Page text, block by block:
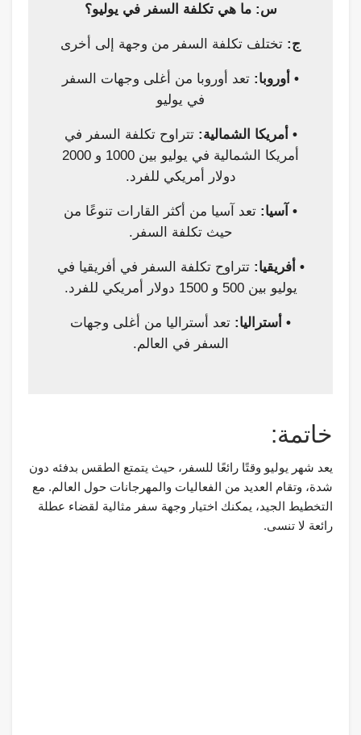
س: ما هي تكلفة السفر في يوليو؟
ج: تختلف تكلفة السفر من وجهة إلى أخرى
• أوروبا: تعد أوروبا من أغلى وجهات السفر
في يوليو
• أمريكا الشمالية: تتراوح تكلفة السفر في
أمريكا الشمالية في يوليو بين 1000 و 2000
دولار أمريكي للفرد.
• آسيا: تعد آسيا من أكثر القارات تنوعًا من
حيث تكلفة السفر.
• أفريقيا: تتراوح تكلفة السفر في أفريقيا في
يوليو بين 500 و 1500 دولار أمريكي للفرد.
• أستراليا: تعد أستراليا من أغلى وجهات
السفر في العالم.
خاتمة:
يعد شهر يوليو وقتًا رائعًا للسفر، حيث يتمتع الطقس بدفئه دون
شدة، وتقام العديد من الفعاليات والمهرجانات حول العالم. مع
التخطيط الجيد، يمكنك اختيار وجهة سفر مثالية لقضاء عطلة
رائعة لا تنسى.